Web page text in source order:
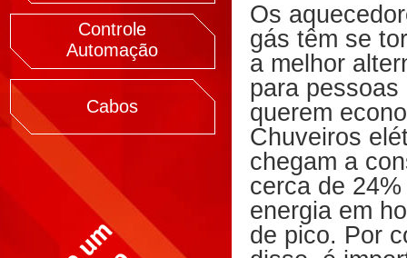
Controle
Automação
Cabos
Os
gás têm se
a melhor
para pessoas
querem
Chuveiros
chegam a
cerca de
energia em
de pico. Por